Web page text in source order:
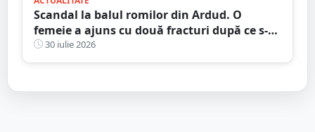
Scandal la balul romilor din Ardud. O
femeie a ajuns cu două fracturi după ce s-a
interpus într-o bătaie
30 iulie 2026